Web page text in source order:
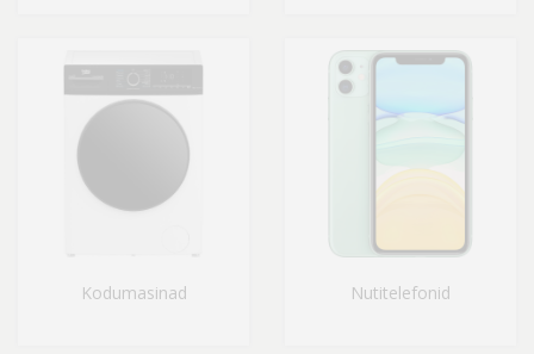
Kodumasinad Nutitelefonid